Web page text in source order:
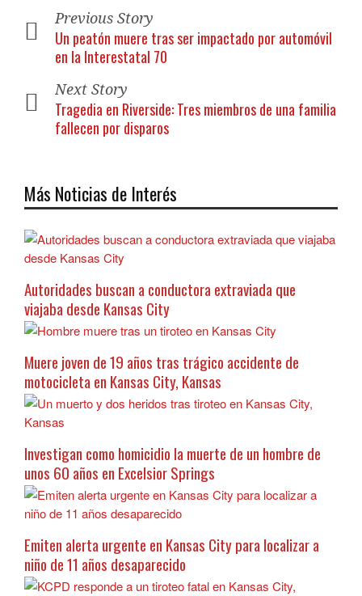
Previous Story
Un peatón muere tras ser impactado por automóvil
en la Interestatal 70
Next Story
Tragedia en Riverside: Tres miembros de una familia
fallecen por disparos
Más Noticias de Interés
Autoridades buscan a conductora extraviada que
viajaba desde Kansas City
Muere joven de 19 años tras trágico accidente de
motocicleta en Kansas City, Kansas
Investigan como homicidio la muerte de un hombre de
unos 60 años en Excelsior Springs
Emiten alerta urgente en Kansas City para localizar a
niño de 11 años desaparecido